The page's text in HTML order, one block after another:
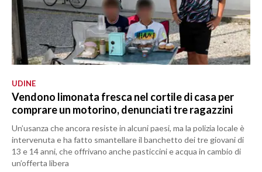
UDINE
Vendono limonata fresca nel cortile di casa per
comprare un motorino, denunciati tre ragazzini
Un’usanza che ancora resiste in alcuni paesi, ma la polizia locale è
intervenuta e ha fatto smantellare il banchetto dei tre giovani di
13 e 14 anni, che offrivano anche pasticcini e acqua in cambio di
un’offerta libera